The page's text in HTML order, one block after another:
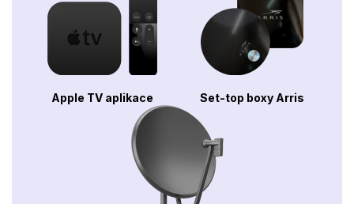
Apple TV aplikace Set-top boxy Arris